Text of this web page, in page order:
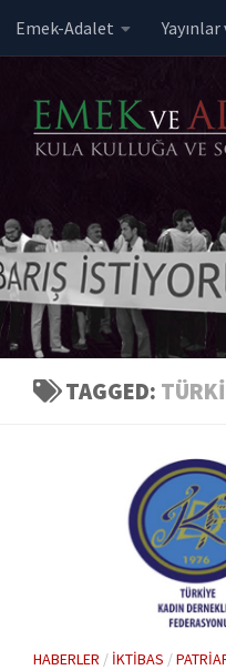
Skip to content
Emek-Adalet
TAGGED:
HABERLER / İKTIBAS /